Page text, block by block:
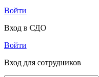
Войти
Вход в СДО
Войти
Вход для сотрудников